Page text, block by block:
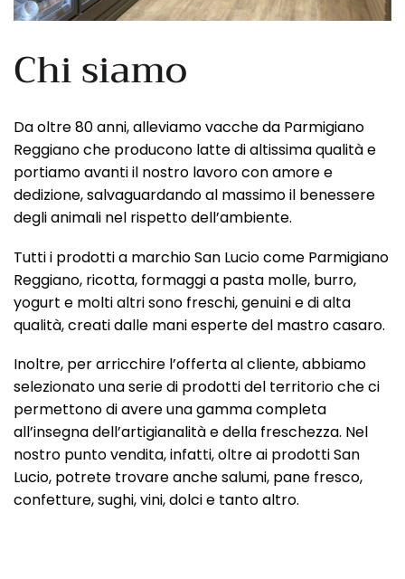
Chi siamo
Da oltre 80 anni, alleviamo vacche da Parmigiano
Reggiano che producono latte di altissima qualità e
portiamo avanti il nostro lavoro con amore e
dedizione, salvaguardando al massimo il benessere
degli animali nel rispetto dell’ambiente.
Tutti i prodotti a marchio San Lucio come Parmigiano
Reggiano, ricotta, formaggi a pasta molle, burro,
yogurt e molti altri sono freschi, genuini e di alta
qualità, creati dalle mani esperte del mastro casaro.
Inoltre, per arricchire l’offerta al cliente, abbiamo
selezionato una serie di prodotti del territorio che ci
permettono di avere una gamma completa
all’insegna dell’artigianalità e della freschezza. Nel
nostro punto vendita, infatti, oltre ai prodotti San
Lucio, potrete trovare anche salumi, pane fresco,
confetture, sughi, vini, dolci e tanto altro.